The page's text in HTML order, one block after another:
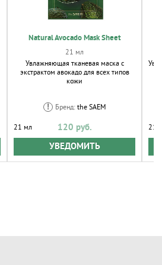
Natural Avocado Mask Sheet
21 мл
Увлажняющая тканевая маска с
экстрактом авокадо для всех типов
кожи
Бренд: the SAEM
21 мл
120 руб.
УВЕДОМИТЬ
21